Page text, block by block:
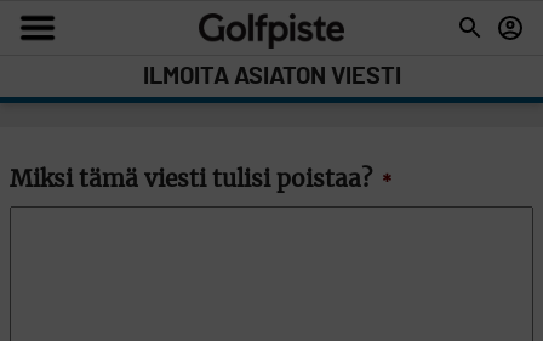
ILMOITA ASIATON VIESTI
Miksi tämä viesti tulisi poistaa? *